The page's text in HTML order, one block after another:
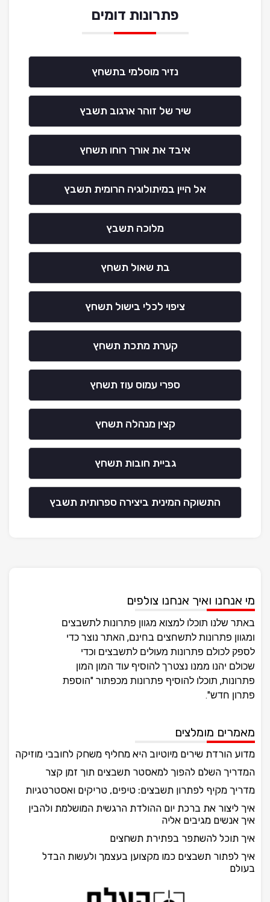
פתרונות דומים
נזיר מוסלמי בתשחץ
שיר של זוהר ארגוב תשבץ
איבד את אורך רוחו תשחץ
אל היין במיתולוגיה הרומית תשבץ
מלוכה תשבץ
בת שאול תשחץ
ציפוי לכלי בישול תשחץ
קערת מתכת תשחץ
ספרי עמוס עוז תשחץ
קצין מנהלה תשחץ
גביית חובות תשחץ
התשוקה המינית ביצירה ספרותית תשבץ
מי אנחנו ואיך אנחנו צולפים
באתר שלנו תוכלו למצוא מגוון פתרונות לתשבצים
ומגוון פתרונות לתשחצים בחינם, האתר נוצר כדי
לספק לכולם פתרונות מעולים לתשבצים וכדי
שכולם יהנו ממנו נצטרך להוסיף עוד המון המון
פתרונות, תוכלו להוסיף פתרונות מכפתור "הוספת
פתרון חדש".
מאמרים מומלצים
מדוע הורדת שירים מיוטיוב היא מחליף משחק לחובבי מוזיקה
המדריך השלם להפוך למאסטר תשבצים תוך זמן קצר
מדריך מקיף לפתרון תשבצים: טיפים, טריקים ואסטרטגיות
איך ליצור את ברכת יום ההולדת הרגשית המושלמת ולהבין
איך אנשים מגיבים אליה
איך תוכל להשתפר בפתירת תשחצים
איך לפתור תשבצים כמו מקצוען בעצמך ולעשות הבדל
בעולם